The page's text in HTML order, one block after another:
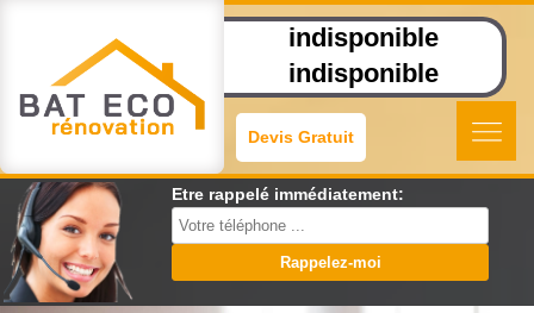
indisponible
indisponible
Devis Gratuit
Etre rappelé immédiatement: